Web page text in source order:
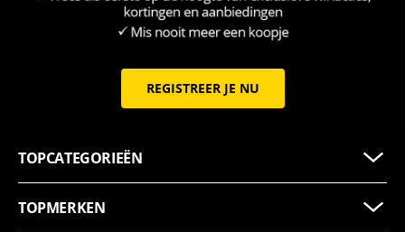
REGISTREER JE NU
TOPCATEGORIEËN
TOPMERKEN